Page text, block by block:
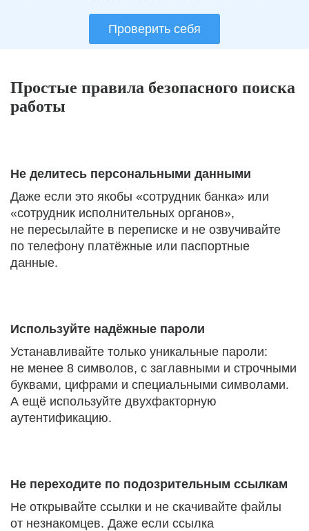
Проверить себя
Простые правила безопасного поиска
работы
Не делитесь персональными данными
Даже если это якобы «сотрудник банка» или
«сотрудник исполнительных органов»,
не пересылайте в переписке и не озвучивайте
по телефону платёжные или паспортные
данные.
Используйте надёжные пароли
Устанавливайте только уникальные пароли:
не менее 8 символов, с заглавными и строчными
буквами, цифрами и специальными символами.
А ещё используйте двухфакторную
аутентификацию.
Не переходите по подозрительным ссылкам
Не открывайте ссылки и не скачивайте файлы
от незнакомцев. Даже если ссылка